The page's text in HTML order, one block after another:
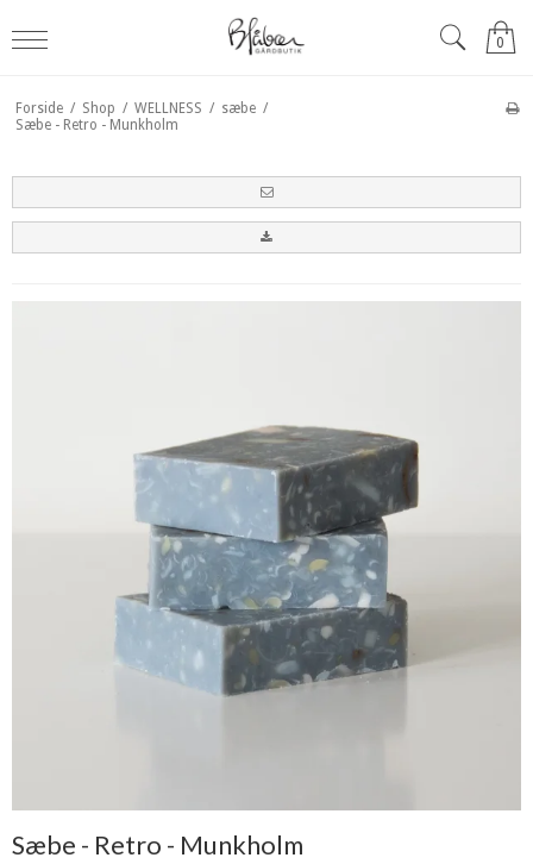
0
Forside / Shop / WELLNESS / sæbe /
Sæbe - Retro - Munkholm
Sæbe - Retro - Munkholm